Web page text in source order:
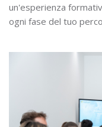
un'esperienza
ogni fase del tuo